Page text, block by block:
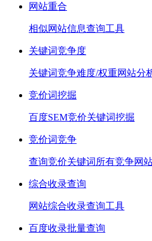
网站重合
相似网站信息查询工具
关键词竞争度
关键词竞争难度/权重网站分
竞价词挖掘
百度SEM竞价关键词挖掘
竞价词竞争
查询竞价关键词所有竞争网
综合收录查询
网站综合收录查询工具
百度收录批量查询